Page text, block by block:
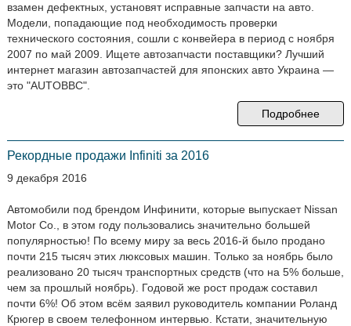
взамен дефектных, установят исправные запчасти на авто.
Модели, попадающие под необходимость проверки
технического состояния, сошли с конвейера в период с ноября
2007 по май 2009. Ищете автозапчасти поставщики? Лучший
интернет магазин автозапчастей для японских авто Украина —
это "AUTOBBC".
Подробнее
Рекордные продажи Infiniti за 2016
9 декабря 2016
Автомобили под брендом Инфинити, которые выпускает Nissan
Motor Co., в этом году пользовались значительно большей
популярностью! По всему миру за весь 2016-й было продано
почти 215 тысяч этих люксовых машин. Только за ноябрь было
реализовано 20 тысяч транспортных средств (что на 5% больше,
чем за прошлый ноябрь). Годовой же рост продаж составил
почти 6%! Об этом всём заявил руководитель компании Роланд
Крюгер в своем телефонном интервью. Кстати, значительную